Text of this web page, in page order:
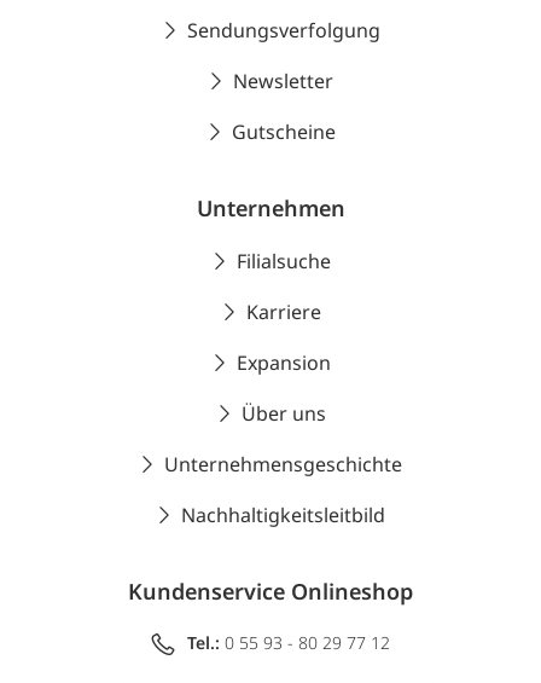
Sendungsverfolgung
Newsletter
Gutscheine
Unternehmen
Filialsuche
Karriere
Expansion
Über uns
Unternehmensgeschichte
Nachhaltigkeitsleitbild
Kundenservice Onlineshop
Tel.: 0 55 93 - 80 29 77 12